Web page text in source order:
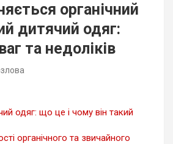
органічний
дитячий одяг:
та недоліків
одяг: що це і чому він такий
органічного та звичайного